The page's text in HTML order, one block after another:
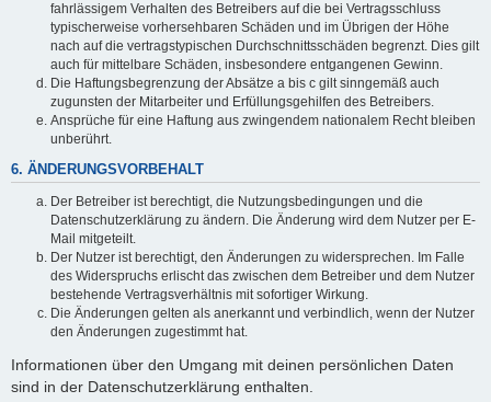
fahrlässigem Verhalten des Betreibers auf die bei Vertragsschluss
typischerweise vorhersehbaren Schäden und im Übrigen der Höhe
nach auf die vertragstypischen Durchschnittsschäden begrenzt. Dies gilt
auch für mittelbare Schäden, insbesondere entgangenen Gewinn.
Die Haftungsbegrenzung der Absätze a bis c gilt sinngemäß auch
zugunsten der Mitarbeiter und Erfüllungsgehilfen des Betreibers.
Ansprüche für eine Haftung aus zwingendem nationalem Recht bleiben
unberührt.
6. ÄNDERUNGSVORBEHALT
Der Betreiber ist berechtigt, die Nutzungsbedingungen und die
Datenschutzerklärung zu ändern. Die Änderung wird dem Nutzer per E-
Mail mitgeteilt.
Der Nutzer ist berechtigt, den Änderungen zu widersprechen. Im Falle
des Widerspruchs erlischt das zwischen dem Betreiber und dem Nutzer
bestehende Vertragsverhältnis mit sofortiger Wirkung.
Die Änderungen gelten als anerkannt und verbindlich, wenn der Nutzer
den Änderungen zugestimmt hat.
Informationen über den Umgang mit deinen persönlichen Daten
sind in der Datenschutzerklärung enthalten.